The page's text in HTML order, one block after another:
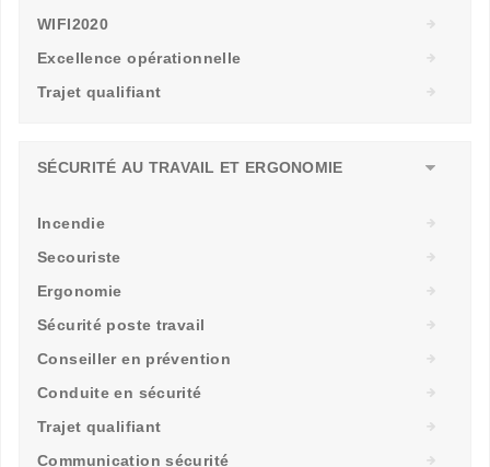
WIFI2020
Excellence opérationnelle
Trajet qualifiant
SÉCURITÉ AU TRAVAIL ET ERGONOMIE
Incendie
Secouriste
Ergonomie
Sécurité poste travail
Conseiller en prévention
Conduite en sécurité
Trajet qualifiant
Communication sécurité